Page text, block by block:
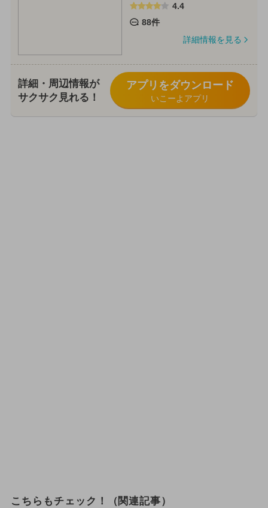
4.4
88件
詳細情報を見る
詳細・周辺情報が
サクサク見れる！
アプリをダウンロード
いこーよアプリ
こちらもチェック！（関連記事）